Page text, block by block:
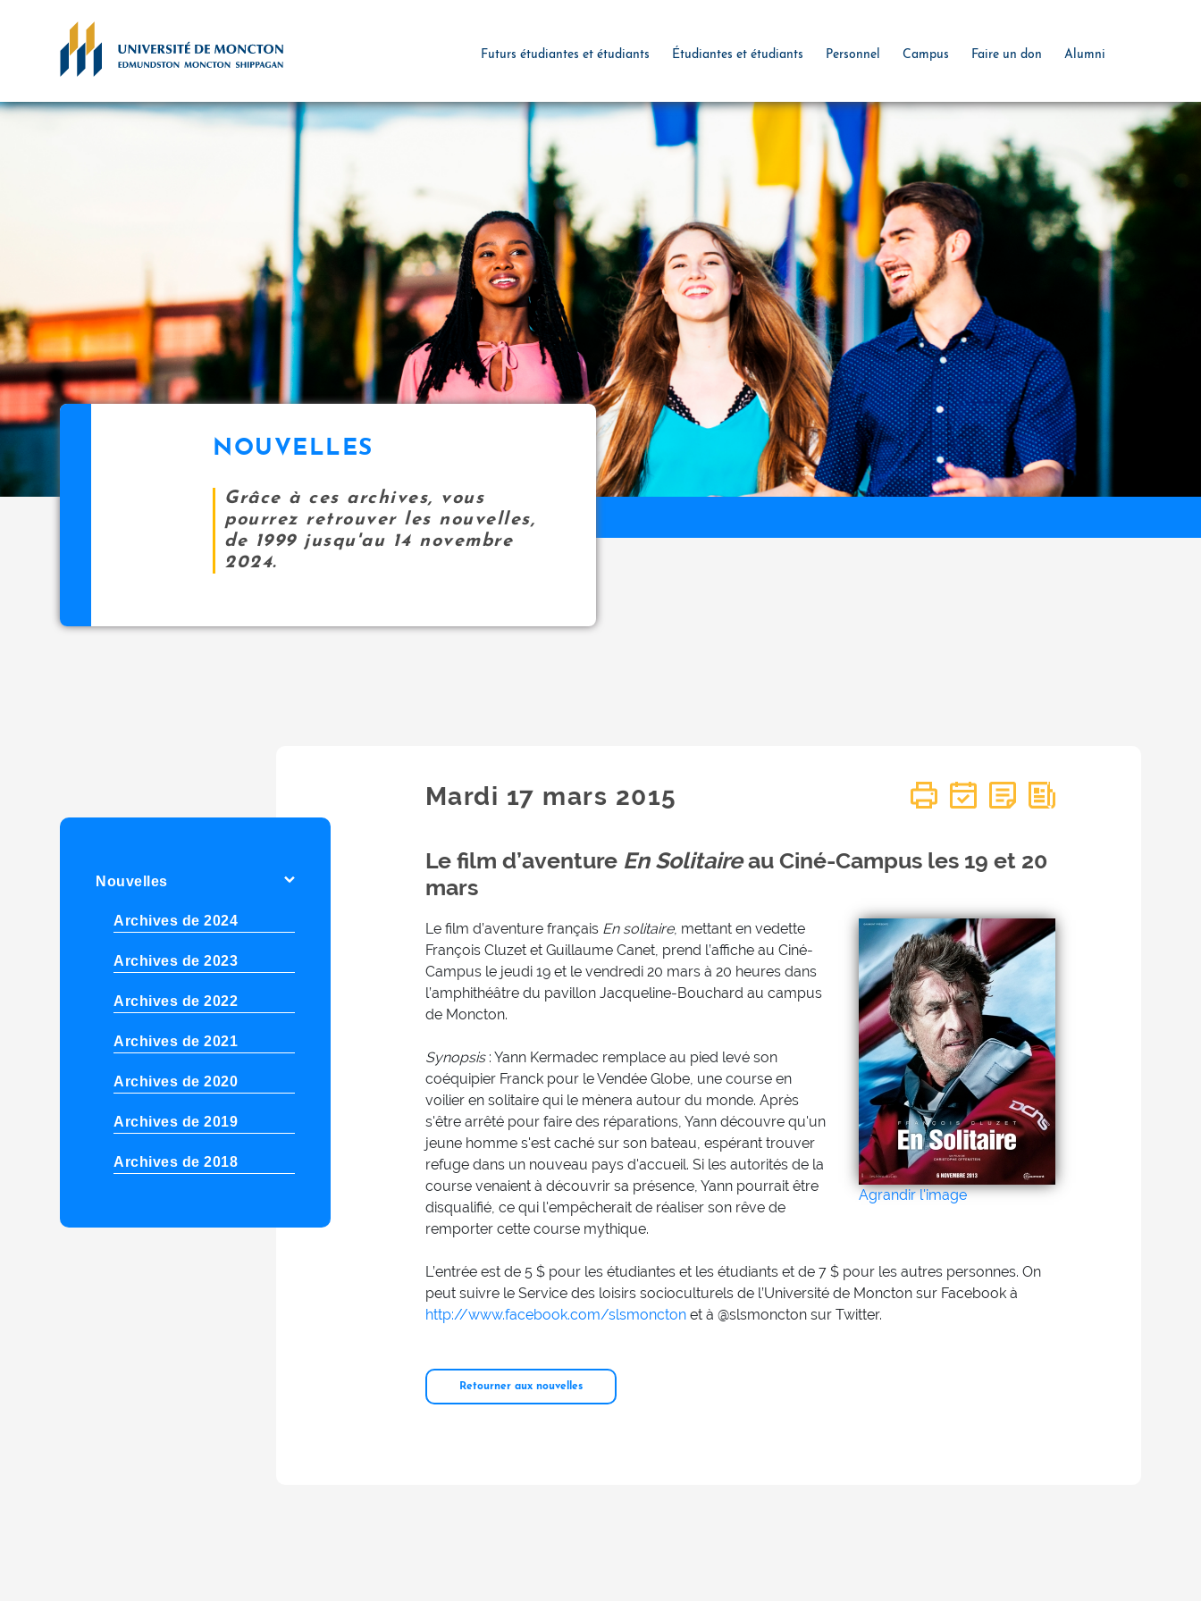
Futurs étudiantes et étudiants Étudiantes et étudiants Personnel Campus Faire un don Alumni
NOUVELLES
Grâce à ces archives, vous
pourrez retrouver les nouvelles,
de 1999 jusqu'au 14 novembre
2024.
Nouvelles
Archives de 2024
Archives de 2023
Archives de 2022
Archives de 2021
Archives de 2020
Archives de 2019
Archives de 2018
Mardi 17 mars 2015
Le film d’aventure En Solitaireau Ciné-Campus les 19 et 20
mars
Agrandir l'image
Le film d’aventure français En solitaire, mettant en vedette
François Cluzet et Guillaume Canet, prend l’affiche au Ciné-
Campus le jeudi 19 et le vendredi 20 mars à 20 heures dans
l’amphithéâtre du pavillon Jacqueline-Bouchard au campus
de Moncton.
Synopsis: Yann Kermadec remplace au pied levé son
coéquipier Franck pour le Vendée Globe, une course en
voilier en solitaire qui le mènera autour du monde. Après
s'être arrêté pour faire des réparations, Yann découvre qu'un
jeune homme s'est caché sur son bateau, espérant trouver
refuge dans un nouveau pays d'accueil. Si les autorités de la
course venaient à découvrir sa présence, Yann pourrait être
disqualifié, ce qui l'empêcherait de réaliser son rêve de
remporter cette course mythique.
L’entrée est de 5 $ pour les étudiantes et les étudiants et de 7 $ pour les autres personnes. On
peut suivre le Service des loisirs socioculturels de l’Université de Moncton sur Facebook à
http://www.facebook.com/slsmonctonet à @slsmoncton sur Twitter.
Retourner aux nouvelles